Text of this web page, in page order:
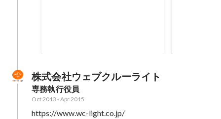
株式会社ウェブクルーライト
専務執行役員
Oct 2013 -Apr 2015
https://www.wc-light.co.jp/